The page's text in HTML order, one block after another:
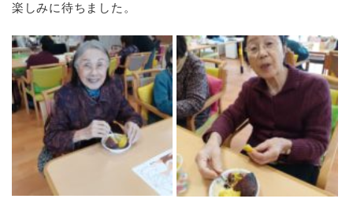
楽しみに待ちました。